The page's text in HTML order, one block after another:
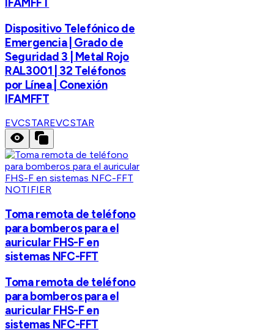
Dispositivo Telefónico de
Emergencia | Grado de
Seguridad 3 | Metal Rojo
RAL3001 | 32 Teléfonos
por Línea | Conexión
IFAMFFT
EVCSTAREVCSTAR
NOTIFIER
Toma remota de teléfono
para bomberos para el
auricular FHS-F en
sistemas NFC-FFT
Toma remota de teléfono
para bomberos para el
auricular FHS-F en
sistemas NFC-FFT